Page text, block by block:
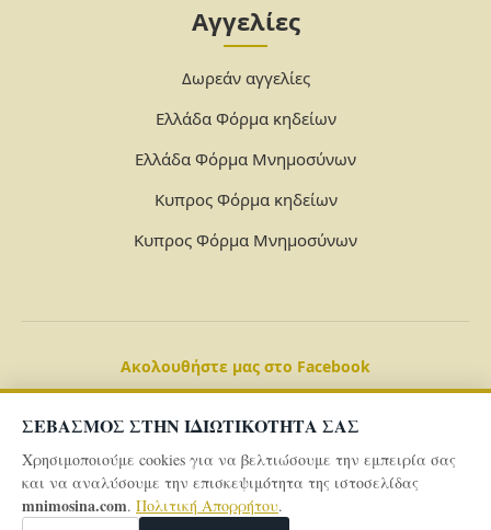
ΣΕΒΑΣΜΟΣ ΣΤΗΝ ΙΔΙΩΤΙΚΟΤΗΤΑ ΣΑΣ
Χρησιμοποιούμε cookies για να βελτιώσουμε την εμπειρία σας
και να αναλύσουμε την επισκεψιμότητα της ιστοσελίδας
mnimosina.com. Πολιτική Απορρήτου.
Αγγελίες
Δωρεάν αγγελίες
Ελλάδα Φόρμα κηδείων
Ελλάδα Φόρμα Μνημοσύνων
Κυπρος Φόρμα κηδείων
Κυπρος Φόρμα Μνημοσύνων
Ακολουθήστε μας στο Facebook